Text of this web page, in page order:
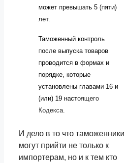
может превышать 5 (пяти)
лет.
Таможенный контроль
после выпуска товаров
проводится в формах и
порядке, которые
установлены главами 16 и
(или) 19 настоящего
Кодекса.
И дело в то что таможенники
могут прийти не только к
импортерам, но и к тем кто